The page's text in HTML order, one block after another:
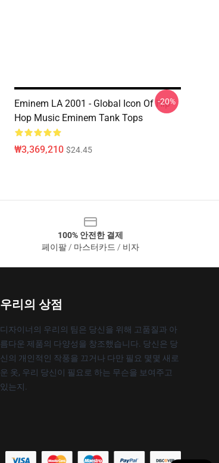
Eminem LA 2001 - Global Icon Of Hip
Hop Music Eminem Tank Tops
₩3,369,210 $24.45
-20%
100% 안전한 결제
페이팔 / 마스터카드 / 비자
우리의 상점
디자이너의 우리의 팀은 당신을 위해 고품질과 아
름다운 제품의 다양성을 창조했습니다. 당신은 당
신의 개인적인 작풍을 끄거나 다만 필요 몇몇 새로
운 옷, 우리 당신이 필요로 하는 무슨을 보여주고
있는지.